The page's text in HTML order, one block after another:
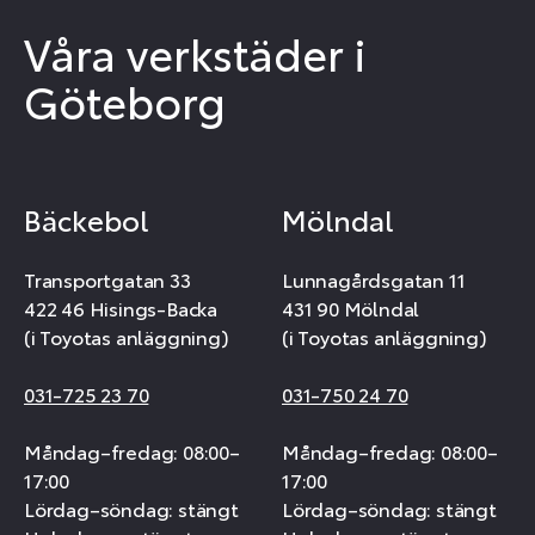
Våra verkstäder i
Göteborg
Bäckebol
Transportgatan 33
422 46 Hisings-Backa
(i Toyotas anläggning)
031-725 23 70
Måndag–fredag: 08:00–
17:00
Lördag–söndag: stängt
Mölndal
Lunnagårdsgatan 11
431 90 Mölndal
(i Toyotas anläggning)
031-750 24 70
Måndag–fredag: 08:00–
17:00
Lördag–söndag: stängt